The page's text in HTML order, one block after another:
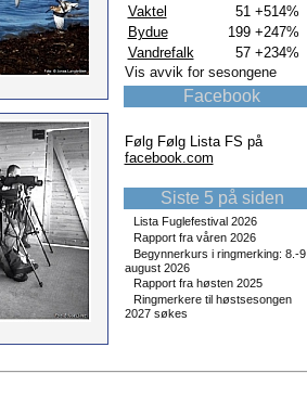
Vaktel
51 +514%
Bydue
199 +247%
Vandrefalk
57 +234%
Vis avvik for sesongene
Facebook
Følg Følg Lista FS på
facebook.com
Siste 5 på siden
Lista Fuglefestival 2026
Rapport fra våren 2026
Begynnerkurs i ringmerking: 8.-9.
august 2026
Rapport fra høsten 2025
Ringmerkere til høstsesongen
2027 søkes